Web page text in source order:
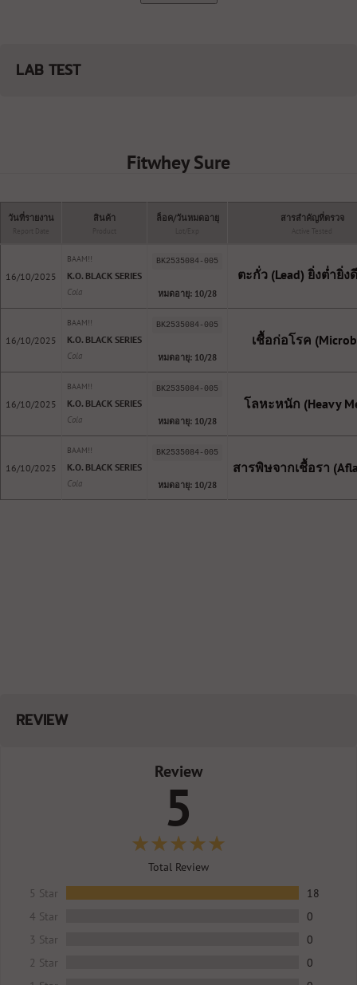
LAB TEST
Fitwhey Sure
วันที่รายงาน สินค้า ล็อค/วันหมดอายุ สารสำคัญที่ตรวจ
16/10/2025
BAAM!!
K.O. BLACK SERIES
Cola
BK2535084-005
หมดอายุ: 10/28
ตะกั่ว (Lead) ยิ่งต่ำยิ่ง
16/10/2025
BAAM!!
K.O. BLACK SERIES
Cola
BK2535084-005
หมดอายุ: 10/28
เชื้อก่อโรค
16/10/2025
BAAM!!
K.O. BLACK SERIES
Cola
BK2535084-005
หมดอายุ: 10/28
โลหะหนัก (Heavy
16/10/2025
BAAM!!
K.O. BLACK SERIES
Cola
BK2535084-005
หมดอายุ: 10/28
สารพิษจากเชื้อรา
REVIEW
Review
5
Total Review
5 Star
18
4 Star
0
3 Star
0
2 Star
0